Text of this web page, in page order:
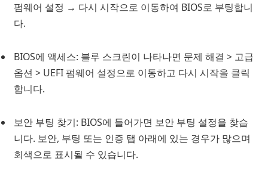
펌웨어 설정 → 다시 시작으로 이동하여 BIOS로 부팅합니
다.
BIOS에 액세스: 블루 스크린이 나타나면 문제 해결 > 고급
옵션 > UEFI 펌웨어 설정으로 이동하고 다시 시작을 클릭
합니다.
보안 부팅 찾기: BIOS에 들어가면 보안 부팅 설정을 찾습
니다. 보안, 부팅 또는 인증 탭 아래에 있는 경우가 많으며
회색으로 표시될 수 있습니다.